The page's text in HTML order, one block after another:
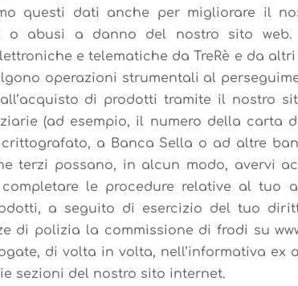
questi dati anche per migliorare il
o abusi a danno del nostro sito
e telematiche da TreRè e da
operazioni strumentali al
di prodotti tramite il nostro
(ad esempio, il numero della
a Banca Sella o ad altre
terzi possano, in alcun modo, avervi
completare le procedure relative al
a seguito di esercizio del tuo
di polizia la commissione di frodi su
di volta in volta, nell’informativa ex
sezioni del nostro sito internet.